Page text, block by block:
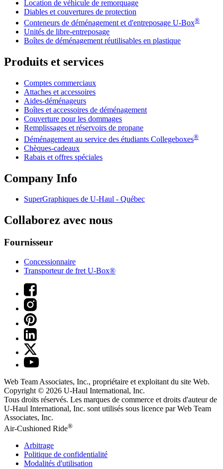
Location de véhicule de remorquage
Diables et couvertures de protection
Conteneurs de déménagement et d'entreposage U-Box®
Unités de libre-entreposage
Boîtes de déménagement réutilisables en plastique
Produits et services
Comptes commerciaux
Attaches et accessoires
Aides-déménageurs
Boîtes et accessoires de déménagement
Couverture pour les dommages
Remplissages et réservoirs de propane
Déménagement au service des étudiants Collegeboxes®
Chèques-cadeaux
Rabais et offres spéciales
Company Info
SuperGraphiques de U-Haul - Québec
Collaborez avec nous
Fournisseur
Concessionnaire
Transporteur de fret U-Box®
Web Team Associates, Inc., propriétaire et exploitant du site Web.
Copyright © 2026 U-Haul International, Inc.
Tous droits réservés. Les marques de commerce et droits d'auteur de
U-Haul International, Inc. sont utilisés sous licence par Web Team
Associates, Inc.
Air-Cushioned Ride®
Arbitrage
Politique de confidentialité
Modalités d'utilisation